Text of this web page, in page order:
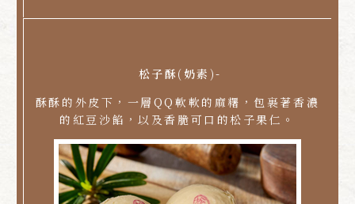
松子酥(奶素)-
酥酥的外皮下，一層QQ軟軟的麻糬，包裹著香濃
的紅豆沙餡，以及香脆可口的松子果仁。